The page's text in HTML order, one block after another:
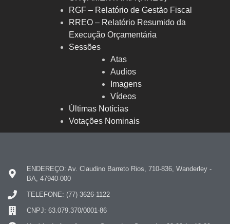
RGF – Relatório de Gestão Fiscal
RREO – Relatório Resumido da
Execução Orçamentária
Sessões
Atas
Audios
Imagens
Vídeos
Últimas Notícias
Votações Nominais
ENDEREÇO: Av. Claudino Barreto Rios, 710-836, Wanderley -
BA, 47940-000
TELEFONE: (77) 3626-1122
CNPJ: 63.079.370/0001-86